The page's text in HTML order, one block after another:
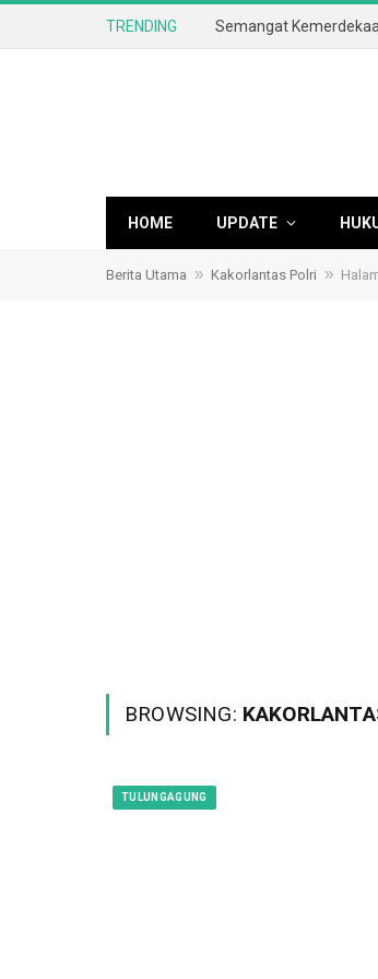
TRENDING
HOME UPDATE
Berita Utama » Kakorlantas Polri »
BROWSING:
TULUNGAGUNG